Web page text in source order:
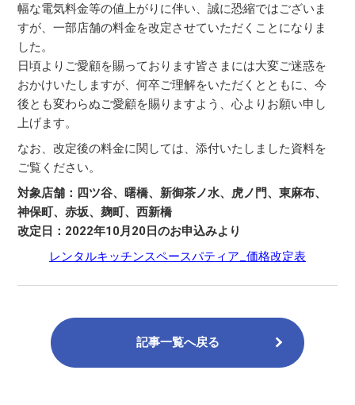
幅な電気料金等の値上がりに伴い、誠に恐縮ではございま
すが、一部店舗の料金を改定させていただくことになりま
した。
日頃よりご愛顧を賜っております皆さまには大変ご迷惑を
おかけいたしますが、何卒ご理解をいただくとともに、今
後とも変わらぬご愛顧を賜りますよう、心よりお願い申し
上げます。
なお、改定後の料金に関しては、添付いたしました資料を
ご覧ください。
対象店舗：四ツ谷、曙橋、新御茶ノ水、虎ノ門、東麻布、
神保町、赤坂、麹町、西新橋
改定日：2022年10月20日のお申込みより
レンタルキッチンスペースパティア_価格改定表
記事一覧へ戻る